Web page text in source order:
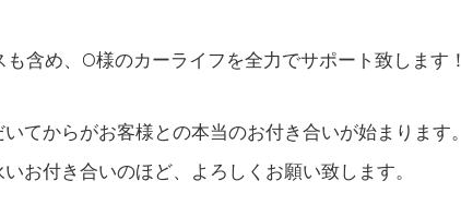
含め、O様のカーライフを全力でサポート致します！
てからがお客様との本当のお付き合いが始まります。
お付き合いのほど、よろしくお願い致します。